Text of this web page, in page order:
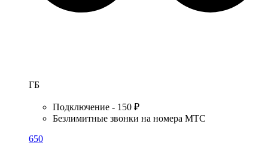
ГБ
Подключение - 150 ₽
Безлимитные звонки на номера МТС
650